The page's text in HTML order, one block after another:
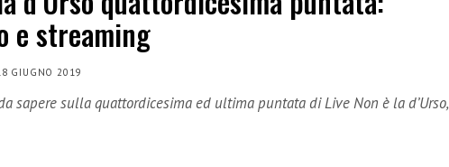
e streaming
GIUGNO 2019
sapere sulla quattordicesima ed ultima puntata di Live Non è la d’Urso,